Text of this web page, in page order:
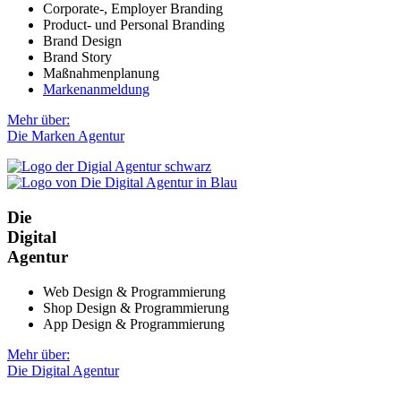
Corporate-, Employer Branding
Product- und Personal Branding
Brand Design
Brand Story
Maßnahmenplanung
Markenanmeldung
Mehr über:
Die Marken Agentur
Die
Digital
Agentur
Web Design & Programmierung
Shop Design & Programmierung
App Design & Programmierung
Mehr über:
Die Digital Agentur